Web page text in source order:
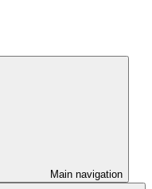
Main navigation